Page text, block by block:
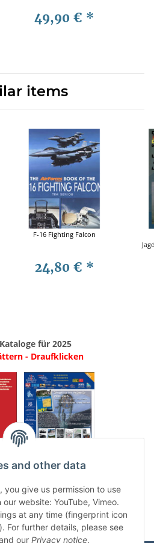
49,90 € *
items
F-16 Fighting Falcon
24,80 € *
für 2025
- Draufklicken
. ..
and other data
you give us permission to use
website: YouTube, Vimeo.
at any time (fingerprint icon
For further details, please see
our Privacy notice.